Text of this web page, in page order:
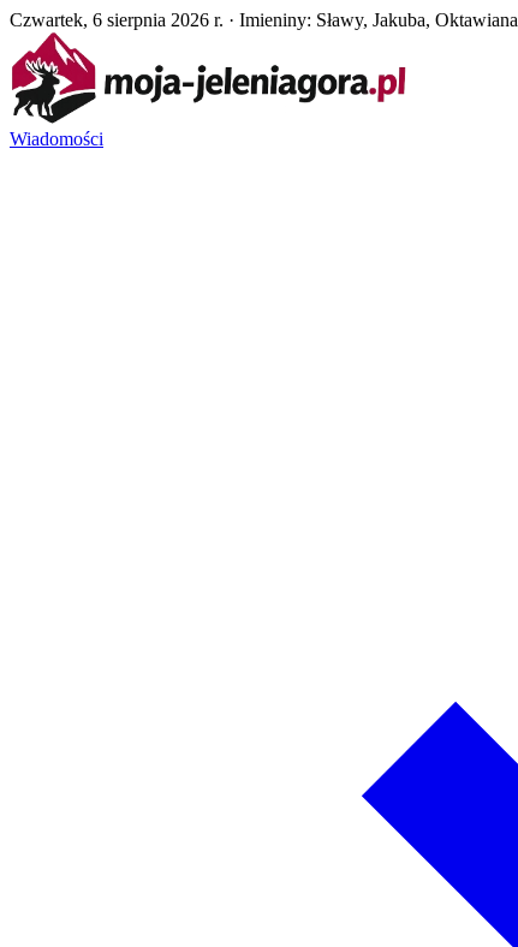
Czwartek, 6 sierpnia 2026 r. · Imieniny: Sławy, Jakuba, Oktawiana
Wiadomości